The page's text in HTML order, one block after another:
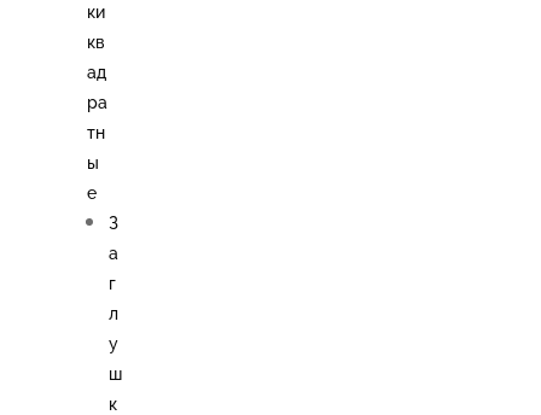
ки
кв
ад
ра
тн
ы
е
З
а
г
л
у
ш
к